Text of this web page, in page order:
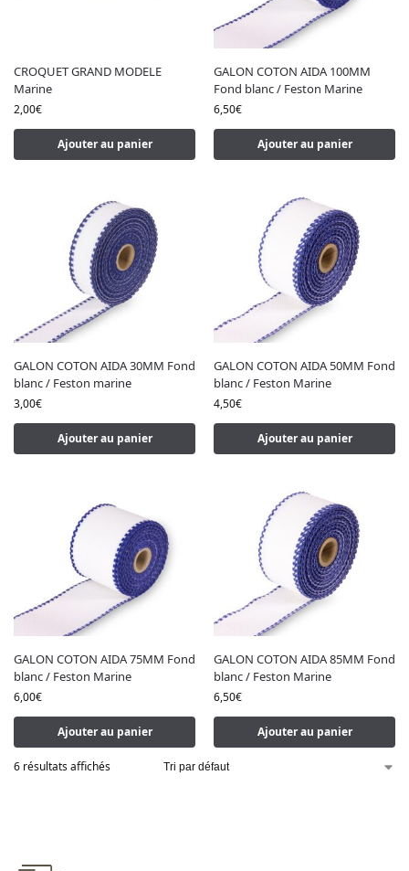
CROQUET GRAND MODELE
Marine
2,00€
Ajouter au panier
GALON COTON AIDA 100MM
Fond blanc / Feston Marine
6,50€
Ajouter au panier
GALON COTON AIDA 30MM Fond
blanc / Feston marine
3,00€
Ajouter au panier
GALON COTON AIDA 50MM Fond
blanc / Feston Marine
4,50€
Ajouter au panier
GALON COTON AIDA 75MM Fond
blanc / Feston Marine
6,00€
Ajouter au panier
GALON COTON AIDA 85MM Fond
blanc / Feston Marine
6,50€
Ajouter au panier
6 résultats affichés